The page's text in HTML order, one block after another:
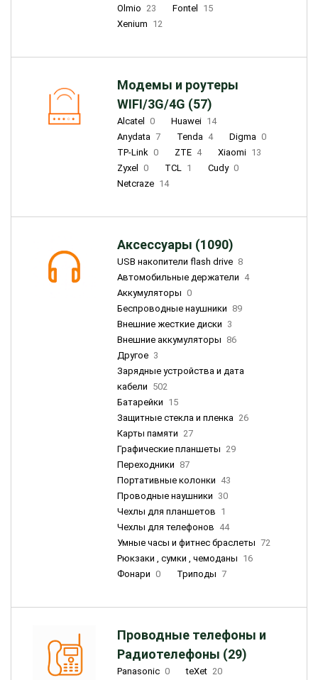
Olmio 23 Fontel
15
Xenium 12
Модемы и роутеры
WIFI/3G/4G (57)
Alcatel 0 Huawei 14
Anydata 7 Tenda 4 Digma 0
TP-Link 0 ZTE 4 Xiaomi 13
Zyxel
0 TCL 1 Cudy 0
Netcraze 14
Аксессуары (1090)
USB накопители flash drive 8
Автомобильные держатели 4
Аккумуляторы 0
Беспроводные наушники 89
Внешние жесткие диски 3
Внешние аккумуляторы 86
Другое 3
Зарядные устройства и дата
кабели 502
Батарейки 15
Защитные стекла и пленка 26
Карты памяти 27
Графические планшеты 29
Переходники 87
Портативные колонки 43
Проводные наушники 30
Чехлы для планшетов 1
Чехлы для телефонов 44
Умные часы и фитнес браслеты 72
Рюкзаки , сумки , чемоданы 16
Фонари 0 Триподы 7
Проводные телефоны и
Радиотелефоны (29)
Panasonic 0 teXet 20